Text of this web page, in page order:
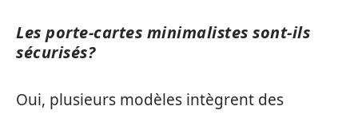
Les porte-cartes minimalistes sont-ils
sécurisés?
Oui, plusieurs modèles intègrent des